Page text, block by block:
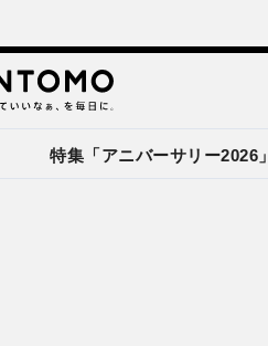
特集「アニバーサリー2026」